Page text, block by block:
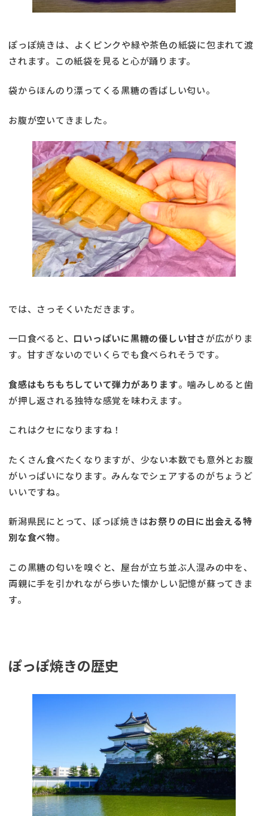
ぽっぽ焼きは、よくピンクや緑や茶色の紙袋に包まれて渡
されます。この紙袋を見ると心が踊ります。
袋からほんのり漂ってくる黒糖の香ばしい匂い。
お腹が空いてきました。
では、さっそくいただきます。
一口食べると、 口いっぱいに黒糖の優しい甘さが広がりま
す。甘すぎないのでいくらでも食べられそうです。
食感はもちもちしていて弾力があります。噛みしめると歯
が押し返される独特な感覚を味わえます。
これはクセになりますね！
たくさん食べたくなりますが、少ない本数でも意外とお腹
がいっぱいになります。みんなでシェアするのがちょうど
いいですね。
新潟県民にとって、ぽっぽ焼きはお祭りの日に出会える特
別な食べ物。
この黒糖の匂いを嗅ぐと、屋台が立ち並ぶ人混みの中を、
両親に手を引かれながら歩いた懐かしい記憶が蘇ってきま
す。
ぽっぽ焼きの歴史